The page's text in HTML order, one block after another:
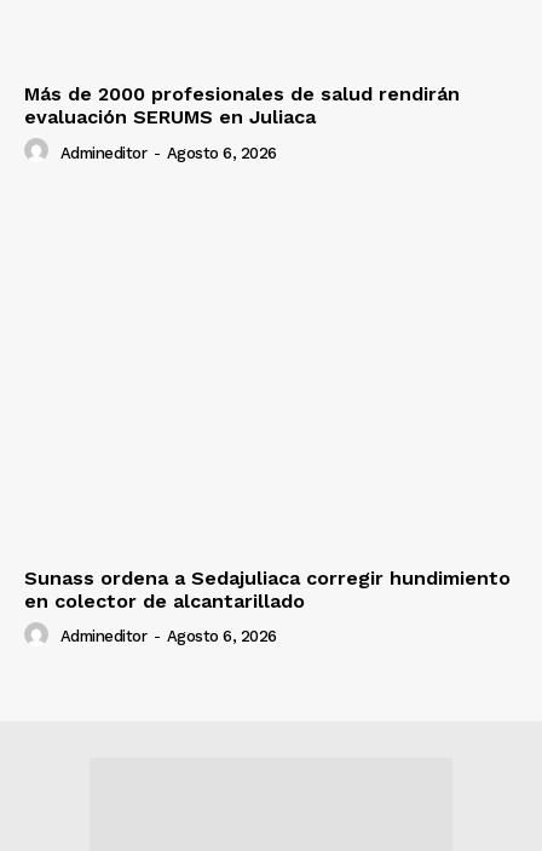
Más de 2000 profesionales de salud rendirán
evaluación SERUMS en Juliaca
Admineditor - Agosto 6, 2026
Sunass ordena a Sedajuliaca corregir hundimiento
en colector de alcantarillado
Admineditor - Agosto 6, 2026